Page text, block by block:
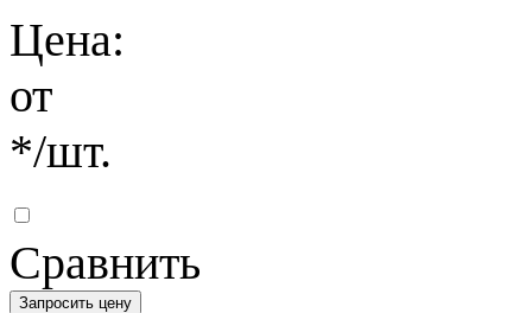
Цена:
от
*/шт.
Сравнить
Запросить цену